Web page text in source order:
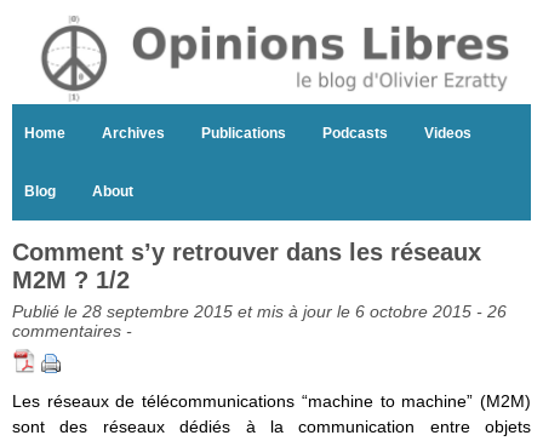
Home Archives Publications Podcasts Videos
Blog About
Comment s’y retrouver dans les réseaux
M2M ? 1/2
Publié le 28 septembre 2015 et mis à jour le 6 octobre 2015 - 26
commentaires -
Les réseaux de télécommunications “machine to machine” (M2M)
sont des réseaux dédiés à la communication entre objets